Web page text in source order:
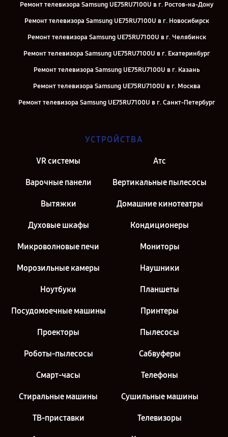
Ремонт телевизора Samsung UE75RU7100U в г. Ростов-на-Дону
Ремонт телевизора Samsung UE75RU7100U в г. Новосибирск
Ремонт телевизора Samsung UE75RU7100U в г. Челябинск
Ремонт телевизора Samsung UE75RU7100U в г. Екатеринбург
Ремонт телевизора Samsung UE75RU7100U в г. Казань
Ремонт телевизора Samsung UE75RU7100U в г. Москва
Ремонт телевизора Samsung UE75RU7100U в г. Санкт-Петербург
УСТРОЙСТВА
VR системы Атс
Варочные панели Вертикальные пылесосы
Вытяжки Домашние кинотеатры
Духовые шкафы Кондиционеры
Микроволновые печи Мониторы
Морозильные камеры Наушники
Ноутбуки Планшеты
Посудомоечные машины Принтеры
Проекторы Пылесосы
Роботы-пылесосы Сабвуферы
Смарт-часы Телефоны
Стиральные машины Сушильные машины
ТВ-приставки Телевизоры